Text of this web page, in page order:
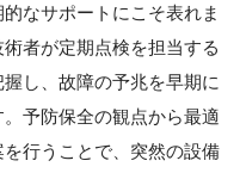
なサポートにこそ表れま
者が定期点検を担当する
し、故障の予兆を早期に
予防保全の観点から最適
行うことで、突然の設備